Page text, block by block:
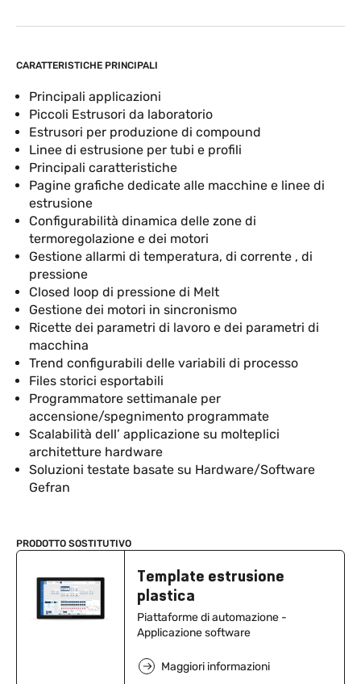
CARATTERISTICHE PRINCIPALI
Principali applicazioni
Piccoli Estrusori da laboratorio
Estrusori per produzione di compound
Linee di estrusione per tubi e profili
Principali caratteristiche
Pagine grafiche dedicate alle macchine e linee di
estrusione
Configurabilità dinamica delle zone di
termoregolazione e dei motori
Gestione allarmi di temperatura, di corrente , di
pressione
Closed loop di pressione di Melt
Gestione dei motori in sincronismo
Ricette dei parametri di lavoro e dei parametri di
macchina
Trend configurabili delle variabili di processo
Files storici esportabili
Programmatore settimanale per
accensione/spegnimento programmate
Scalabilità dell’ applicazione su molteplici
architetture hardware
Soluzioni testate basate su Hardware/Software
Gefran
PRODOTTO SOSTITUTIVO
Template estrusione
plastica
Piattaforme di automazione -
Applicazione software
Maggiori informazioni